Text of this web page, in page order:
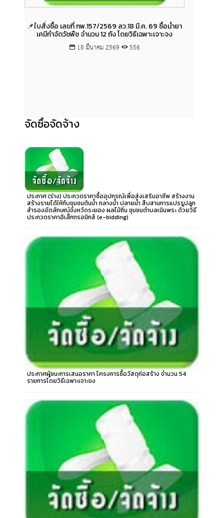
📌ใบสั่งซื้อ เลขที่ กพ.157/2569 ลว.18 มี.ค. 69 ซื้อน่ำยา
เคมีกำจัดวัชพืช จำนวน 12 ถัง โดยวิธีเฉพาะเจาะจง
18 มีนาคม 2569 556
จัดซื้อจัดจ้าง
ประกาศ (ร่าง) ประกวดราคาซื้ออุปกรณ์เพื่อส่งเสริมอาชีพ สร้างงาน
สร้างรายได้ให้กับชุมชนต้นน้ำ กลางน้ำ ปลายน้ำ สืบสานการแปรรูปลูก
สำรองอัตลักษณ์จังหวัดระยอง ผลไม้ถิ่น ชุมชนตำบลเนินพระ ด้วยวิธี
ประกวดราคาอิเล็กทรอนิกส์ (e-bidding)
ประกาศผู้ชนะการเสนอราคา โครงการซื้อวัสดุก่อสร้าง จำนวน 54
รายการโดยวิธีเฉพาะเจาะจง